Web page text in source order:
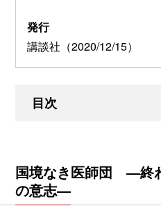
発行
講談社（2020/12/15）
目次
国境なき医師団 ―終
の意志―